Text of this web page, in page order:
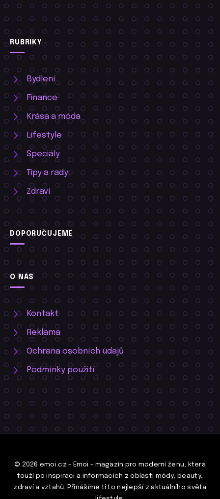
RUBRIKY
Bydlení
Finance
Krása a móda
Lifestyle
Speciály
Tipy a rady
Zdraví
DOPORUČUJEME
O NÁS
Kontakt
Reklama
Ochrana osobních údajů
Podmínky použití
© 2026 emoi.cz - Emoi - magazín pro moderní ženu, která
touží po inspiraci a informacích z oblasti módy, beauty,
zdraví a vztahů. Přinášíme ti to nejlepší z aktuálního světa